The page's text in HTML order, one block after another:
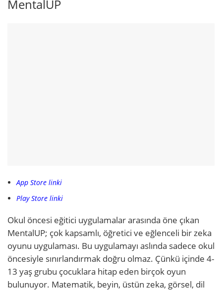
MentalUP
App Store linki
Play Store linki
Okul öncesi eğitici uygulamalar arasında öne çıkan
MentalUP; çok kapsamlı, öğretici ve eğlenceli bir zeka
oyunu uygulaması. Bu uygulamayı aslında sadece okul
öncesiyle sınırlandırmak doğru olmaz. Çünkü içinde 4-
13 yaş grubu çocuklara hitap eden birçok oyun
bulunuyor. Matematik, beyin, üstün zeka, görsel, dil